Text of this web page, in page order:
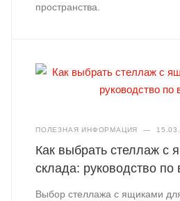
пространства.
ПОЛЕЗНАЯ ИНФОРМАЦИЯ —
Как выбрать стеллаж с
склада: руководство по
Выбор стеллажа с ящиками